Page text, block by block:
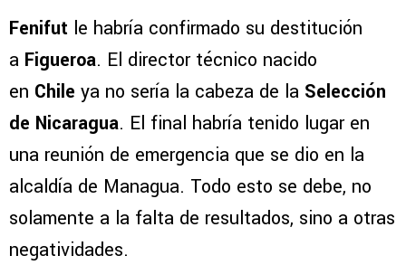
Fenifut le habría confirmado su destitución
a Figueroa. El director técnico nacido
en Chile ya no sería la cabeza de la Selección
de Nicaragua. El final habría tenido lugar en
una reunión de emergencia que se dio en la
alcaldía de Managua. Todo esto se debe, no
solamente a la falta de resultados, sino a otras
negatividades.